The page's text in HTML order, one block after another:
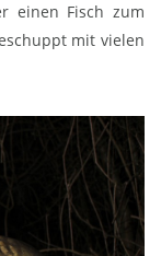
einen Fisch zum
mit vielen